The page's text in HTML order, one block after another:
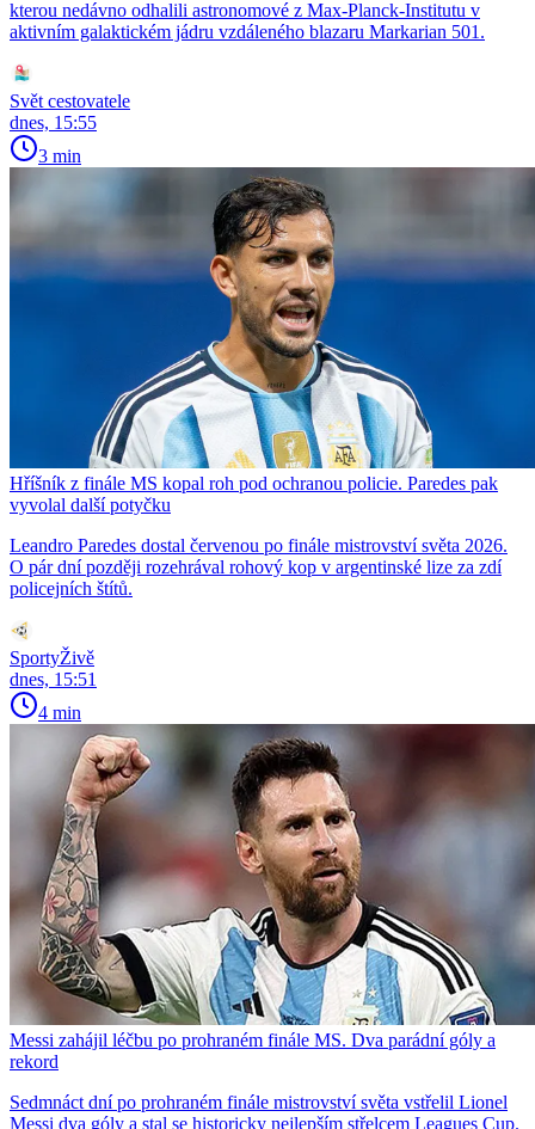
kterou nedávno odhalili astronomové z Max-Planck-Institutu v
aktivním galaktickém jádru vzdáleného blazaru Markarian 501.
Svět cestovatele
dnes, 15:55
3 min
Hříšník z finále MS kopal roh pod ochranou policie. Paredes pak
vyvolal další potyčku
Leandro Paredes dostal červenou po finále mistrovství světa 2026.
O pár dní později rozehrával rohový kop v argentinské lize za zdí
policejních štítů.
SportyŽivě
dnes, 15:51
4 min
Messi zahájil léčbu po prohraném finále MS. Dva parádní góly a
rekord
Sedmnáct dní po prohraném finále mistrovství světa vstřelil Lionel
Messi dva góly a stal se historicky nejlepším střelcem Leagues Cup.